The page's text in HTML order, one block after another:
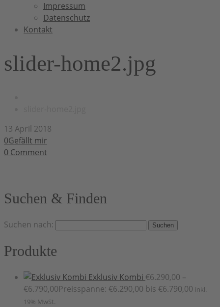
Impressum
Datenschutz
Kontakt
slider-home2.jpg
13 April 2018
0Gefällt mir
0 Comment
Suchen & Finden
Suchen nach:
Produkte
Exklusiv Kombi €6.290,00 –
€6.790,00Preisspanne: €6.290,00 bis €6.790,00 inkl.
19% MwSt.